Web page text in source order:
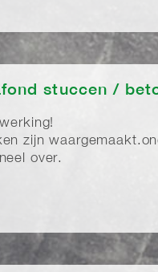
stuccen /
zijn
over.